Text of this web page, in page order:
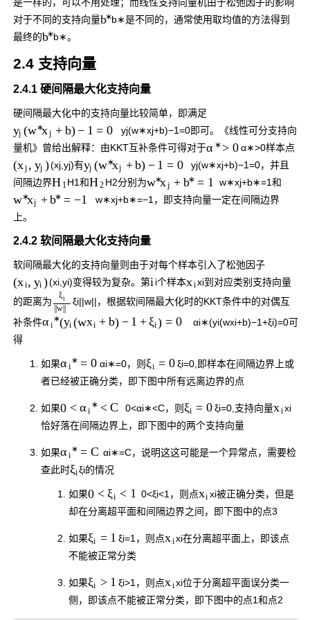
是一样的，可以不用处理；而线性支持向量机由于松弛因子的影响
对于不同的支持向量b∗b∗是不同的，通常使用取均值的方法得到
最终的b∗b∗。
2.4 支持向量
2.4.1 硬间隔最大化支持向量
硬间隔最大化中的支持向量比较简单，即满足
yj (w∗xj + b)− 1 = 0 yj(w∗xj+b)−1=0即可。《线性可分支持向
量机》曾给出解释：由KKT互补条件可得对于α ∗ > 0α∗>0样本点
(xj , yj )(xj,yj)有yj (w∗xj +b) − 1 = 0 yj(w∗xj+b)−1=0，并且
间隔边界H 1H1和H2 H2分别为w∗xj + b∗ = 1 w∗xj+b∗=1和
w∗xj +b∗ = −1 w∗xj+b∗=−1，即支持向量一定在间隔边界
上。
2.4.2 软间隔最大化支持向量
软间隔最大化的支持向量则由于对每个样本引入了松弛因子
(xi, yi )(xi,yi)变得较为复杂。第i i个样本xixi到对应类别支持向量
的距离为
ξi
||w||
ξi||w||，根据软间隔最大化时的KKT条件中的对偶互
补条件α i
∗(yi (wxi + b) − 1 +ξi) = 0 αi∗(yi(wxi+b)−1+ξi)=0可
得
如果α i
∗ = 0 αi∗=0，则ξi = 0 ξi=0,即样本在间隔边界上或
者已经被正确分类，即下图中所有远离边界的点
如果0 < α i
∗ < C 0<αi∗<C，则 ξi = 0ξi=0 ,支持向量xixi
恰好落在间隔边界上，即下图中的两个支持向量
如果α i
∗ = C αi∗=C，说明这这可能是一个异常点，需要检
查此时ξiξi的情况
如果0 < ξi < 1 0<ξi<1 ，则点xi xi被正确分类，但是
却在分离超平面和间隔边界之间，即下图中的点3
如果ξi = 1 ξi=1 ，则点xixi在分离超平面上，即该点
不能被正常分类
如果ξi > 1 ξi>1 ，则点xixi位于分离超平面误分类一
侧，即该点不能被正常分类，即下图中的点1和点2